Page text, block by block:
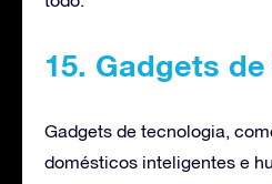
15. Gadgets
Gadgets de tecnologia,
domésticos inteligentes e